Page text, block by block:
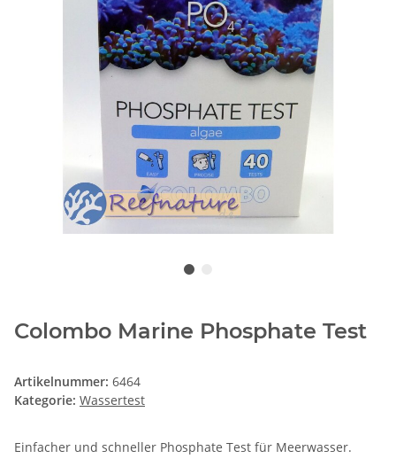
Colombo Marine Phosphate Test
Artikelnummer: 6464
Kategorie: Wassertest
Einfacher und schneller Phosphate Test für Meerwasser.